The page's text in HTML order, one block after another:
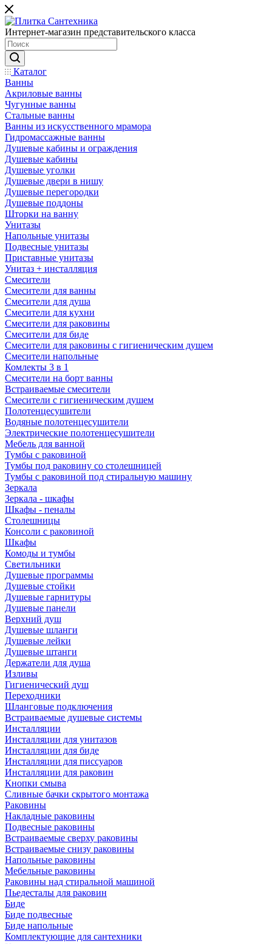
Интернет-магазин представительского класса
Каталог
Ванны
Акриловые ванны
Чугунные ванны
Стальные ванны
Ванны из искусственного мрамора
Гидромассажные ванны
Душевые кабины и ограждения
Душевые кабины
Душевые уголки
Душевые двери в нишу
Душевые перегородки
Душевые поддоны
Шторки на ванну
Унитазы
Напольные унитазы
Подвесные унитазы
Приставные унитазы
Унитаз + инсталляция
Смесители
Смесители для ванны
Смесители для душа
Смесители для кухни
Смесители для раковины
Смесители для биде
Смесители для раковины с гигиеническим душем
Смесители напольные
Комлекты 3 в 1
Смесители на борт ванны
Встраиваемые смесители
Смесители с гигиеническим душем
Полотенцесушители
Водяные полотенцесушители
Электрические полотенцесушители
Мебель для ванной
Тумбы с раковиной
Тумбы под раковину со столешницей
Тумбы с раковиной под стиральную машину
Зеркала
Зеркала - шкафы
Шкафы - пеналы
Столешницы
Консоли с раковиной
Шкафы
Комоды и тумбы
Светильники
Душевые программы
Душевые стойки
Душевые гарнитуры
Душевые панели
Верхний душ
Душевые шланги
Душевые лейки
Душевые штанги
Держатели для душа
Изливы
Гигиенический душ
Переходники
Шланговые подключения
Встраиваемые душевые системы
Инсталляции
Инсталляции для унитазов
Инсталляции для биде
Инсталляции для писсуаров
Инсталляции для раковин
Кнопки смыва
Сливные бачки скрытого монтажа
Раковины
Накладные раковины
Подвесные раковины
Встраиваемые сверху раковины
Встраиваемые снизу раковины
Напольные раковины
Мебельные раковины
Раковины над стиральной машиной
Пьедесталы для раковин
Биде
Биде подвесные
Биде напольные
Комплектующие для сантехники